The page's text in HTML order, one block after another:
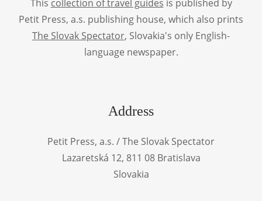
This collection of travel guides is published by
Petit Press, a.s. publishing house, which also prints
The Slovak Spectator, Slovakia's only English-
language newspaper.
Address
Petit Press, a.s. / The Slovak Spectator
Lazaretská 12, 811 08 Bratislava
Slovakia